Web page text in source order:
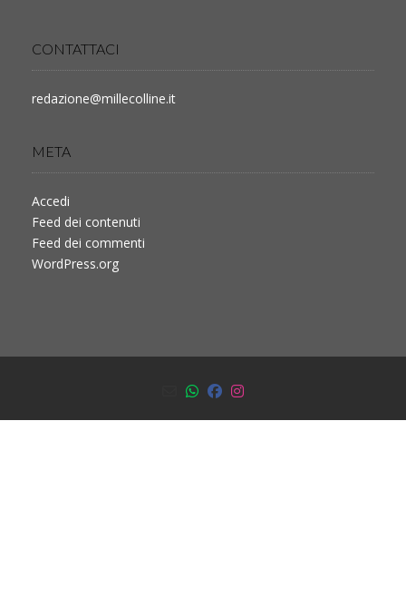
CONTATTACI
redazione@millecolline.it
META
Accedi
Feed dei contenuti
Feed dei commenti
WordPress.org